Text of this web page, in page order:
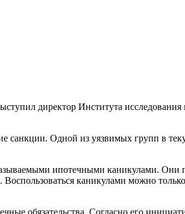
директор Института
санкции. Одной из уязвимых групп в
ипотечными каникулами.
каникулами можно
обязательства. Согласно его